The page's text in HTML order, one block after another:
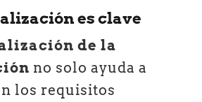
es clave
de la
no solo ayuda a
los requisitos